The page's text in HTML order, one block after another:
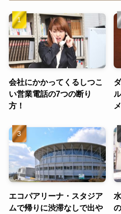
会社にかかってくるしつこ
い営業電話の7つの断り
方！
エコパアリーナ・スタジア
ムで帰りに渋滞なしで出や